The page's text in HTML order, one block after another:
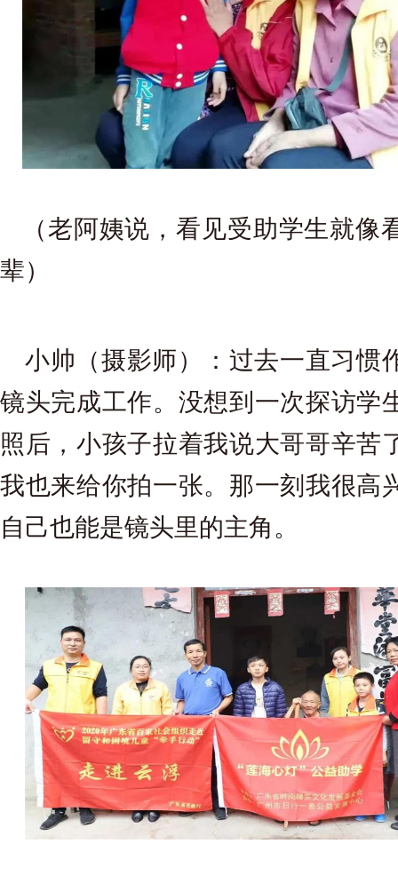
（老阿姨说，看见受助学生就像
辈）
小帅（摄影师）：过去一直习惯
镜头完成工作。没想到一次探访学
照后，小孩子拉着我说大哥哥辛苦
我也来给你拍一张。那一刻我很高
自己也能是镜头里的主角。